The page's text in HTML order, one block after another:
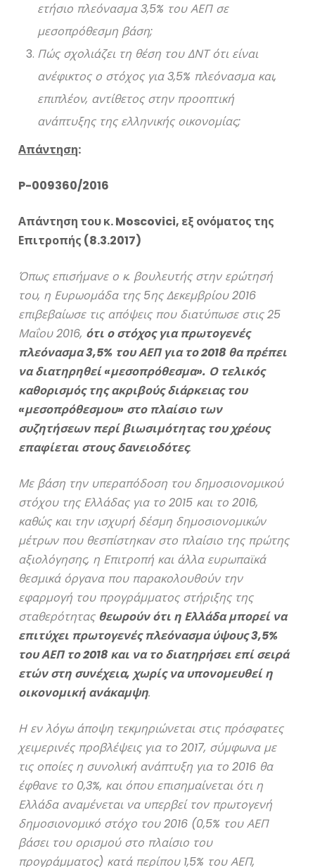
ετήσιο πλεόνασμα 3,5% του ΑΕΠ σε
μεσοπρόθεσμη βάση;
Πώς σχολιάζει τη θέση του ΔΝΤ ότι είναι
ανέφικτος ο στόχος για 3,5% πλεόνασμα και,
επιπλέον, αντίθετος στην προοπτική
ανάπτυξης της ελληνικής οικονομίας;
Απάντηση:
P-009360/2016
Απάντηση του κ. Moscovici, εξ ονόματος της
Επιτροπής (8.3.2017)
Όπως επισήμανε ο κ. βουλευτής στην ερώτησή
του, η Ευρωομάδα της 5ης Δεκεμβρίου 2016
επιβεβαίωσε τις απόψεις που διατύπωσε στις 25
Μαΐου 2016, ότι ο στόχος για πρωτογενές
πλεόνασμα 3,5% του ΑΕΠ για το 2018 θα πρέπει
να διατηρηθεί «μεσοπρόθεσμα». Ο τελικός
καθορισμός της ακριβούς διάρκειας του
«μεσοπρόθεσμου» στο πλαίσιο των
συζητήσεων περί βιωσιμότητας του χρέους
επαφίεται στους δανειοδότες.
Με βάση την υπεραπόδοση του δημοσιονομικού
στόχου της Ελλάδας για το 2015 και το 2016,
καθώς και την ισχυρή δέσμη δημοσιονομικών
μέτρων που θεσπίστηκαν στο πλαίσιο της πρώτης
αξιολόγησης, η Επιτροπή και άλλα ευρωπαϊκά
θεσμικά όργανα που παρακολουθούν την
εφαρμογή του προγράμματος στήριξης της
σταθερότητας θεωρούν ότι η Ελλάδα μπορεί να
επιτύχει πρωτογενές πλεόνασμα ύψους 3,5%
του ΑΕΠ το 2018 και να το διατηρήσει επί σειρά
ετών στη συνέχεια, χωρίς να υπονομευθεί η
οικονομική ανάκαμψη.
Η εν λόγω άποψη τεκμηριώνεται στις πρόσφατες
χειμερινές προβλέψεις για το 2017, σύμφωνα με
τις οποίες η συνολική ανάπτυξη για το 2016 θα
έφθανε το 0,3%, και όπου επισημαίνεται ότι η
Ελλάδα αναμένεται να υπερβεί τον πρωτογενή
δημοσιονομικό στόχο του 2016 (0,5% του ΑΕΠ
βάσει του ορισμού στο πλαίσιο του
προγράμματος) κατά περίπου 1,5% του ΑΕΠ,